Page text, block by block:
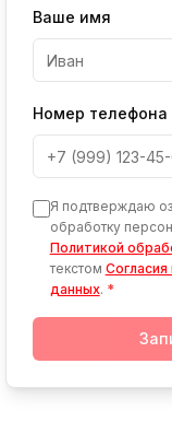
Ваше имя
Номер телефона
Я подтверждаю
обработку
Политикой
текстом
данных. *